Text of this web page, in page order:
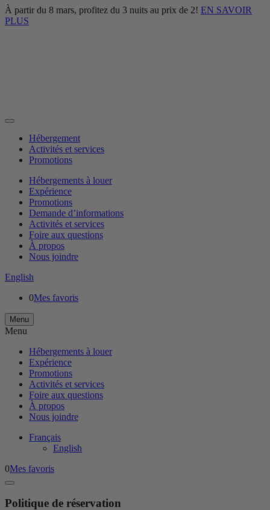
À partir du 8 mars, profitez du 3 nuits au prix de 2! EN SAVOIR
PLUS
Hébergement
Activités et services
Promotions
Hébergements à louer
Expérience
Promotions
Demande d’informations
Activités et services
Foire aux questions
À propos
Nous joindre
English
0Mes favoris
Menu
Menu
Hébergements à louer
Expérience
Promotions
Activités et services
Foire aux questions
À propos
Nous joindre
Français
English
0Mes favoris
Politique de réservation